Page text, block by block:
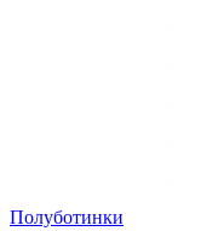
Полуботинки